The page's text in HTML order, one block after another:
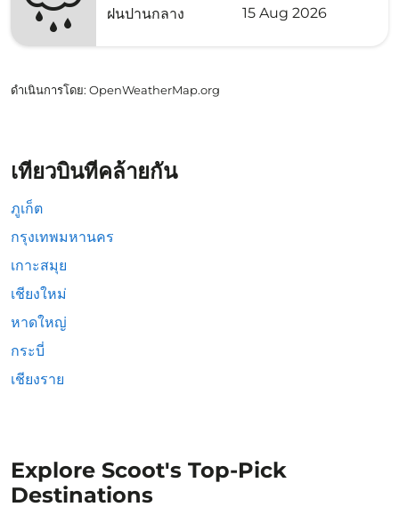
ฝนปานกลาง
15 Aug 2026
ดำเนินการโดย: OpenWeatherMap.org
เที่ยวบินที่คล้ายกัน
ภูเก็ต
กรุงเทพมหานคร
เกาะสมุย
เชียงใหม่
หาดใหญ่
กระบี่
เชียงราย
Explore Scoot's Top-Pick
Destinations